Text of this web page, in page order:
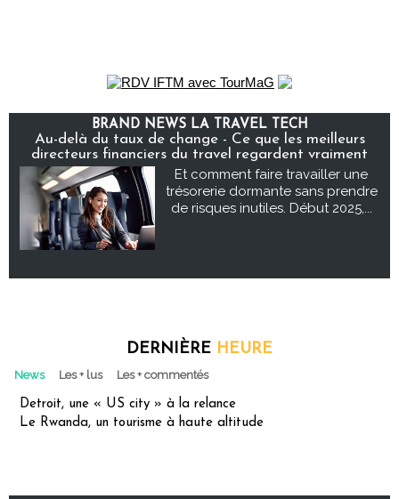
BRAND NEWS LA TRAVEL TECH
Au-delà du taux de change - Ce que les meilleurs
directeurs financiers du travel regardent vraiment
Et comment faire travailler une
trésorerie dormante sans prendre
de risques inutiles. Début 2025,...
DERNIÈRE HEURE
News Les + lus Les + commentés
Detroit, une « US city » à la relance
Le Rwanda, un tourisme à haute altitude